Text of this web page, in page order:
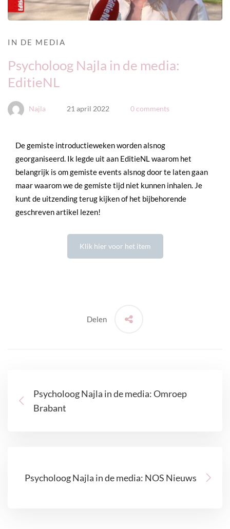
IN DE MEDIA
Psycholoog Najla in de media:
EditieNL
Najla 21 april 2022 0 comments
De gemiste introductieweken worden alsnog
georganiseerd. Ik legde uit aan EditieNL waarom het
belangrijk is om gemiste events alsnog door te laten gaan
maar waarom we de gemiste tijd niet kunnen inhalen. Je
kunt de uitzending terug kijken of het bijbehorende
geschreven artikel lezen!
Klik hier voor het item
Delen
Psycholoog Najla in de media: Omroep
Brabant
Psycholoog Najla in de media: NOS Nieuws